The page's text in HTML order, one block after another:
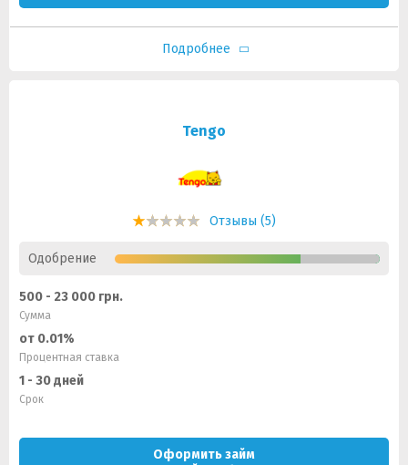
Подробнее
Tengo
Отзывы (5)
Одобрение
500 - 23 000 грн.
Сумма
от 0.01%
Процентная ставка
1 - 30 дней
Срок
Оформить займ